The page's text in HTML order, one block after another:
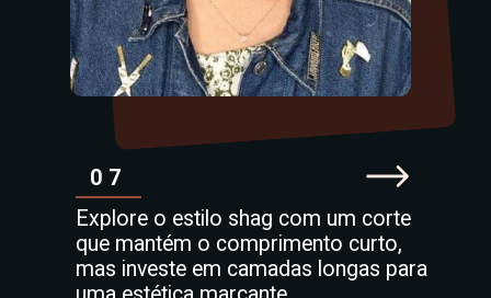
07
Explore o estilo shag com um corte
que mantém o comprimento curto,
mas investe em camadas longas para